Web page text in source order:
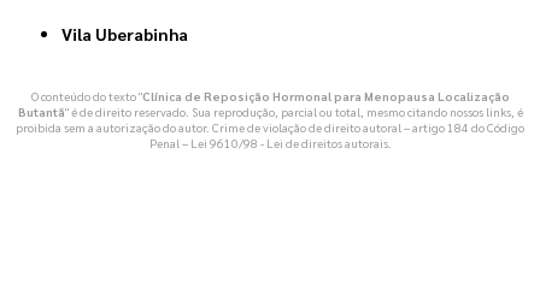
Vila Uberabinha
O conteúdo do texto "Clínica de Reposição Hormonal para Menopausa Localização
Butantã" é de direito reservado. Sua reprodução, parcial ou total, mesmo citando nossos links, é
proibida sem a autorização do autor. Crime de violação de direito autoral – artigo 184 do Código
Penal – Lei 9610/98 - Lei de direitos autorais.